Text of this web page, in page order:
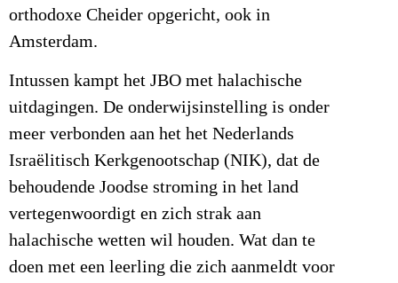
orthodoxe Cheider opgericht, ook in
Amsterdam.
Intussen kampt het JBO met halachische
uitdagingen. De onderwijsinstelling is onder
meer verbonden aan het het Nederlands
Israëlitisch Kerkgenootschap (NIK), dat de
behoudende Joodse stroming in het land
vertegenwoordigt en zich strak aan
halachische wetten wil houden. Wat dan te
doen met een leerling die zich aanmeldt voor